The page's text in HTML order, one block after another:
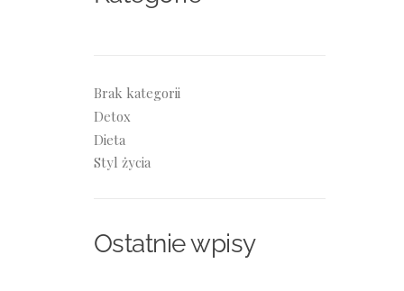
Brak kategorii
Detox
Dieta
Styl życia
Ostatnie wpisy